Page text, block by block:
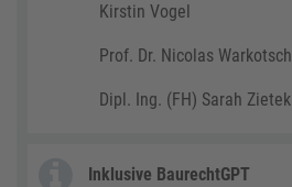
Kirstin Vogel
Prof. Dr. Nicolas Warkotsch
Dipl. Ing. (FH) Sarah Zietek
Inklusive BaurechtGPT